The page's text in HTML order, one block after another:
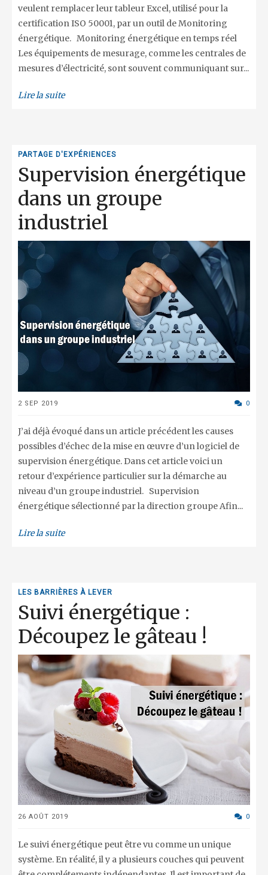
veulent remplacer leur tableur Excel, utilisé pour la
certification ISO 50001, par un outil de Monitoring
énergétique. Monitoring énergétique en temps réel
Les équipements de mesurage, comme les centrales de
mesures d’électricité, sont souvent communiquant sur...
Lire la suite
PARTAGE D'EXPÉRIENCES
Supervision énergétique
dans un groupe
industriel
2 SEP 2019 0
J’ai déjà évoqué dans un article précédent les causes
possibles d’échec de la mise en œuvre d’un logiciel de
supervision énergétique. Dans cet article voici un
retour d’expérience particulier sur la démarche au
niveau d’un groupe industriel. Supervision
énergétique sélectionné par la direction groupe Afin...
Lire la suite
LES BARRIÈRES À LEVER
Suivi énergétique :
Découpez le gâteau !
26 AOÛT 2019 0
Le suivi énergétique peut être vu comme un unique
système. En réalité, il y a plusieurs couches qui peuvent